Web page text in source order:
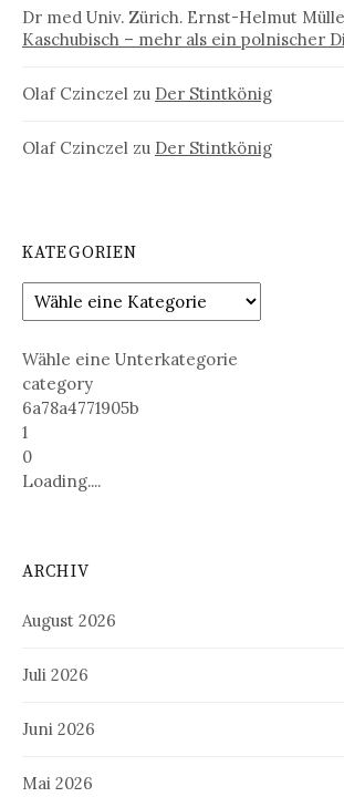
Dr med Univ. Zürich. Ernst-Helmut
Kaschubisch – mehr als ein polnischer
Olaf Czinczel zu Der Stintkönig
Olaf Czinczel zu Der Stintkönig
KATEGORIEN
Wähle eine Unterkategorie
category
6a78a4771905b
1
0
Loading....
ARCHIV
August 2026
Juli 2026
Juni 2026
Mai 2026